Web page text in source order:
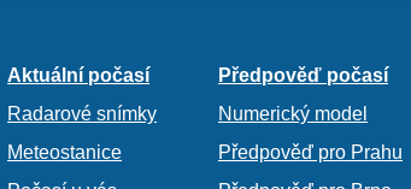
Aktuální počasí
Radarové snímky
Meteostanice
Předpověď počasí
Numerický model
Předpověď pro Prahu